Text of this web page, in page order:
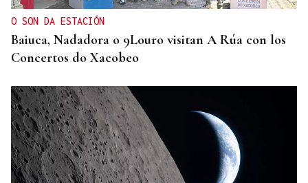
O SON DA ESTACIÓN
Baiuca, Nadadora o 9Louro visitan A Rúa con los
Concertos do Xacobeo